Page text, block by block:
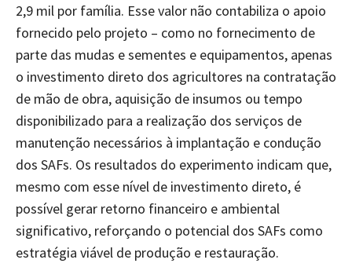
2,9 mil por família. Esse valor não contabiliza o apoio
fornecido pelo projeto – como no fornecimento de
parte das mudas e sementes e equipamentos, apenas
o investimento direto dos agricultores na contratação
de mão de obra, aquisição de insumos ou tempo
disponibilizado para a realização dos serviços de
manutenção necessários à implantação e condução
dos SAFs. Os resultados do experimento indicam que,
mesmo com esse nível de investimento direto, é
possível gerar retorno financeiro e ambiental
significativo, reforçando o potencial dos SAFs como
estratégia viável de produção e restauração.